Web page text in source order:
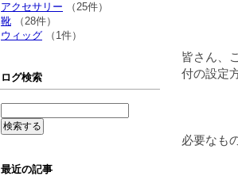
皆さん、
付の設定
必要なも
アクセサリー （25件）
靴 （28件）
ウィッグ （1件）
ログ検索
最近の記事